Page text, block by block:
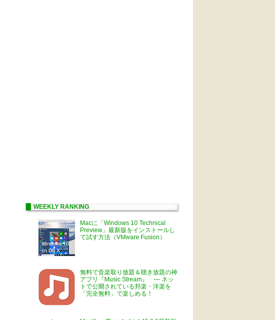
WEEKLY RANKING
Macに「Windows 10 Technical
Preview」最新版をインストールし
て試す方法（VMware Fusion）
無料で音楽取り放題＆聴き放題の神
アプリ『Music Stream』 ― ネッ
トで公開されている邦楽・洋楽を
「完全無料」で楽しめる！